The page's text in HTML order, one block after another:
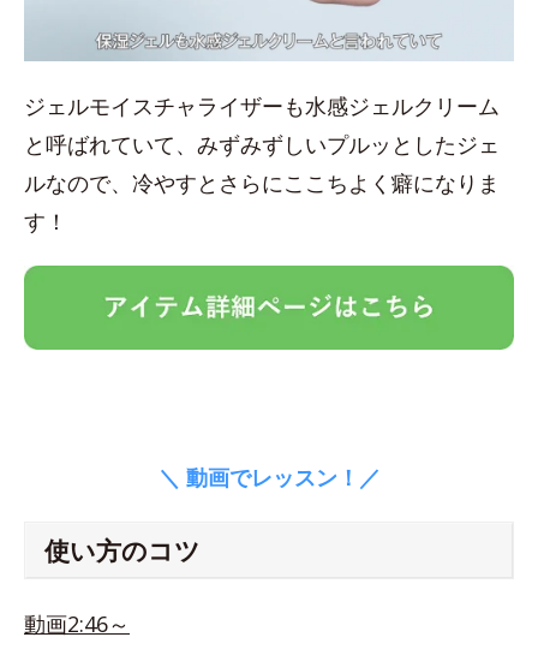
ジェルモイスチャライザーも水感ジェルクリーム
と呼ばれていて、みずみずしいプルッとしたジェ
ルなので、冷やすとさらにここちよく癖になりま
す！
＼ 動画でレッスン！／
使い方のコツ
動画2:46～